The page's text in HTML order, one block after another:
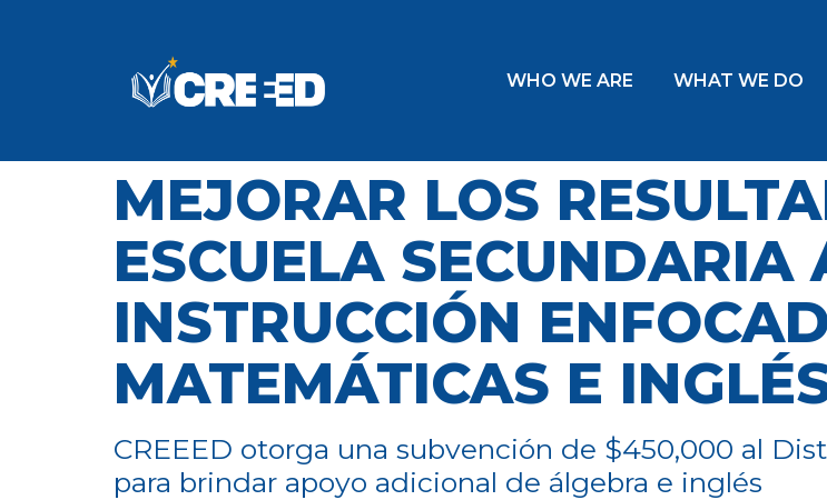
WHO WE ARE WHAT WE DO
MEJORAR LOS
ESCUELA SECUNDARIA
INSTRUCCIÓN
MATEMÁTICAS E
CREEED otorga una subvención de $450,000 al
para brindar apoyo adicional de álgebra e inglés